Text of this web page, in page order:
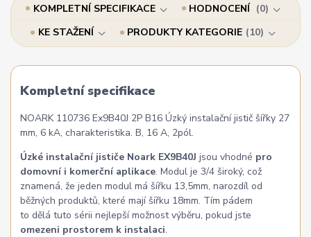
KOMPLETNÍ SPECIFIKACE HODNOCENÍ
0
KE STAŽENÍ
PRODUKTY KATEGORIE 10
Kompletní specifikace
NOARK 110736 Ex9B40J 2P B16 Úzký instalační jistič šířky 27
mm, 6 kA, charakteristika. B, 16 A, 2pól.
Úzké instalační jističe Noark EX9B40J jsou vhodné pro
domovní i komerční aplikace. Modul je 3/4 široký, což
znamená, že jeden modul má šířku 13,5mm, narozdíl od
běžných produktů, které mají šířku 18mm. Tím pádem
to dělá tuto sérii nejlepší možnost výběru, pokud jste
omezeni prostorem k instalaci.